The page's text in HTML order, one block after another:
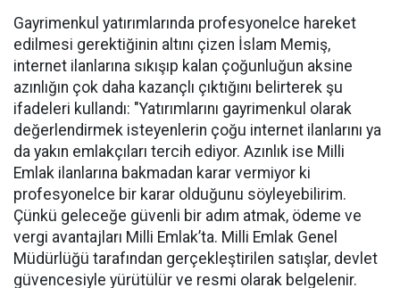
Gayrimenkul yatırımlarında profesyonelce hareket
edilmesi gerektiğinin altını çizen İslam Memiş,
internet ilanlarına sıkışıp kalan çoğunluğun aksine
azınlığın çok daha kazançlı çıktığını belirterek şu
ifadeleri kullandı: "Yatırımlarını gayrimenkul olarak
değerlendirmek isteyenlerin çoğu internet ilanlarını ya
da yakın emlakçıları tercih ediyor. Azınlık ise Milli
Emlak ilanlarına bakmadan karar vermiyor ki
profesyonelce bir karar olduğunu söyleyebilirim.
Çünkü geleceğe güvenli bir adım atmak, ödeme ve
vergi avantajları Milli Emlak’ta. Milli Emlak Genel
Müdürlüğü tarafından gerçekleştirilen satışlar, devlet
güvencesiyle yürütülür ve resmi olarak belgelenir.